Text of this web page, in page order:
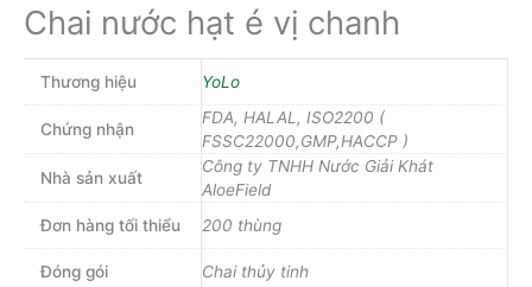
Chai nước hạt é vị chanh
Thương hiệu YoLo
Chứng nhận
FDA, HALAL, ISO2200 (
FSSC22000,GMP,HACCP )
Nhà sản xuất
Công ty TNHH Nước Giải Khát
AloeField
Đơn hàng tối thiểu
200 thùng
Đóng gói Chai thủy tinh